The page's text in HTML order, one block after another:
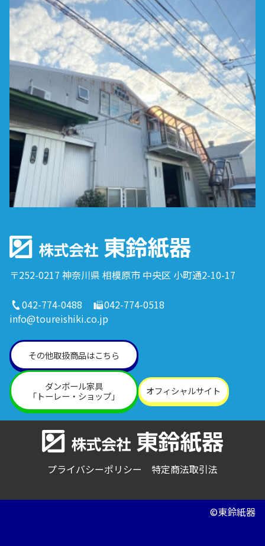
〒252-0217 神奈川県 相模原市 中央区 小町通2-10-17
042-774-0488
042-774-0518
info@toureishiki.co.jp
その他取扱商品はこちら
ダンボール家具
「トーレー・ショップ」
オフィシャルサイト
プライバシーポリシー 特定商法取引法
©東鈴紙器